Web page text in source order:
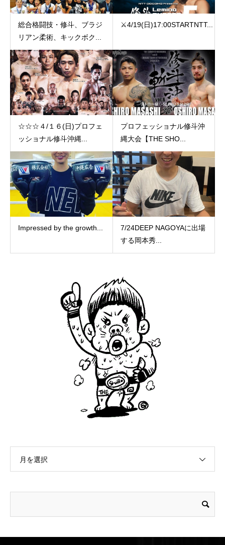
総合格闘技・修斗、ブラジ
リアン柔術、キックボク...
⚔️4/19(日)17:00️STARTNTT...
☆☆☆４/１６(日)プロフェ
ッショナル修斗沖縄...
プロフェッショナル修斗沖
縄大会【THE SHO...
Impressed by the growth...
7/24DEEP NAGOYAに出場
する岡本秀...
月を選択